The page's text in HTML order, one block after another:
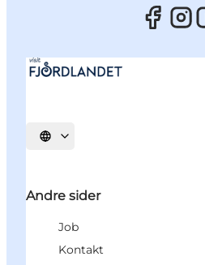
Vælg sprog
Andre sider
Job
Kontakt